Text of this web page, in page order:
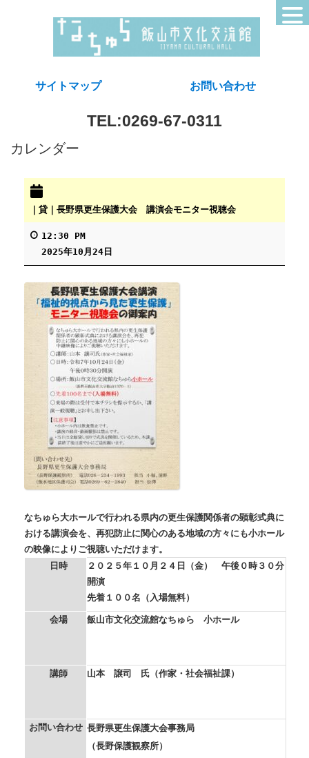
サイトマップ お問い合わせ
TEL:0269-67-0311
カレンダー
｜貸｜長野県更生保護大会 講演会モニター視聴会
12:30 PM
2025年10月24日
なちゅら大ホールで行われる県内の更生保護関係者の顕彰式典に
おける講演会を、再犯防止に関心のある地域の方々にも小ホール
の映像によりご視聴いただけます。
日時
２０２５年１０月２４日（金） 午後０時３０分
開演
先着１００名（入場無料）
会場 飯山市文化交流館なちゅら 小ホール
講師 山本 譲司 氏（作家・社会福祉課）
お問い合わせ 長野県更生保護大会事務局
（長野保護観察所）